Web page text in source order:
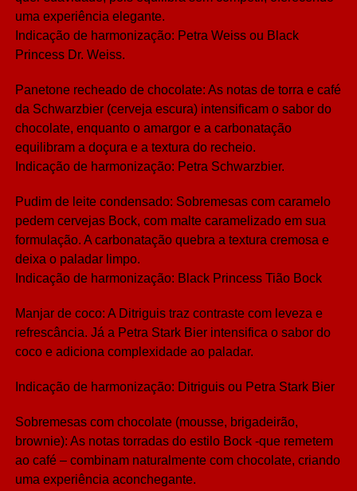
uma experiência elegante.
Indicação de harmonização: Petra Weiss ou Black
Princess Dr. Weiss.
Panetone recheado de chocolate: As notas de torra e café
da Schwarzbier (cerveja escura) intensificam o sabor do
chocolate, enquanto o amargor e a carbonatação
equilibram a doçura e a textura do recheio.
Indicação de harmonização: Petra Schwarzbier.
Pudim de leite condensado: Sobremesas com caramelo
pedem cervejas Bock, com malte caramelizado em sua
formulação. A carbonatação quebra a textura cremosa e
deixa o paladar limpo.
Indicação de harmonização: Black Princess Tião Bock
Manjar de coco: A Ditriguis traz contraste com leveza e
refrescância. Já a Petra Stark Bier intensifica o sabor do
coco e adiciona complexidade ao paladar.
Indicação de harmonização: Ditriguis ou Petra Stark Bier
Sobremesas com chocolate (mousse, brigadeirão,
brownie): As notas torradas do estilo Bock -que remetem
ao café – combinam naturalmente com chocolate, criando
uma experiência aconchegante.